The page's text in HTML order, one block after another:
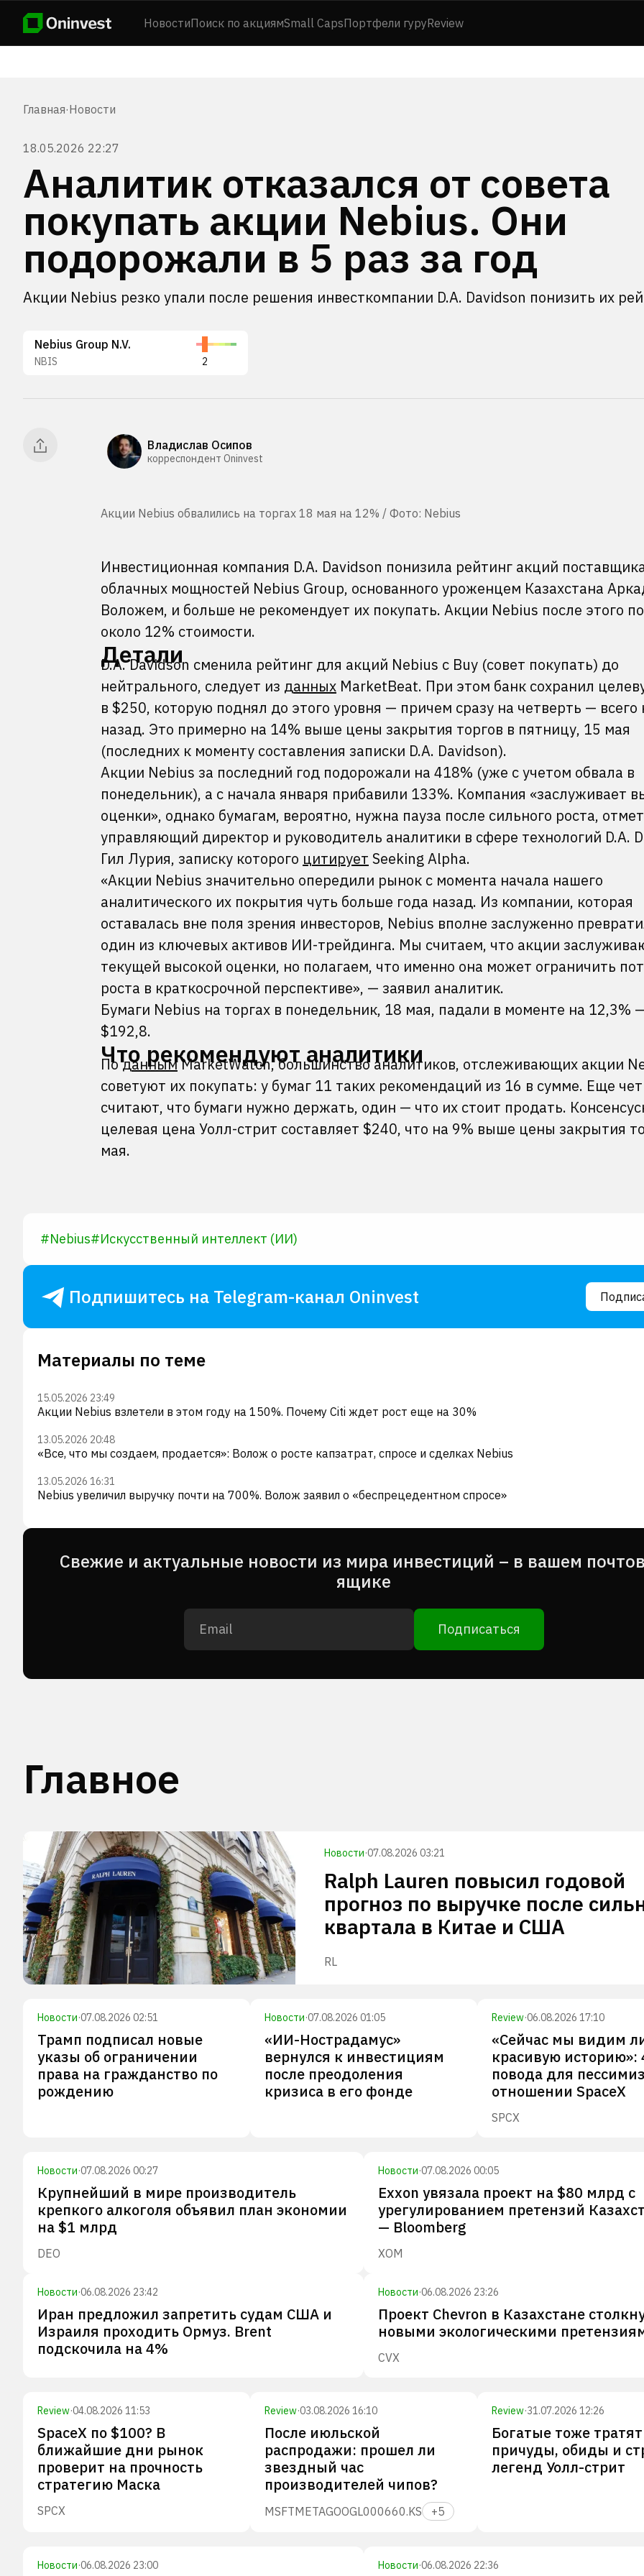
НовостиПоиск по акциямSmall CapsПортфели гуруReview
Главная·Новости
18.05.2026 22:27
Аналитик отказался от совета
покупать акции Nebius. Они
подорожали в 5 раз за год
Акции Nebius резко упали после решения инвесткомпании D.A. Davidson понизить их
Nebius Group N.V.
NBIS 2
Владислав Осипов
корреспондент Oninvest
Акции Nebius обвалились на торгах 18 мая на 12% / Фото: Nebius
Инвестиционная компания D.A. Davidson понизила рейтинг акций
облачных мощностей Nebius Group, основанного уроженцем Казахстана
Воложем, и больше не рекомендует их покупать. Акции Nebius после этого
около 12% стоимости.
Детали
D.A. Davidson сменила рейтинг для акций Nebius c Buy (совет покупать) до
нейтрального, следует из данных MarketBeat. При этом банк сохранил
в $250, которую поднял до этого уровня — причем сразу на четверть —
назад. Это примерно на 14% выше цены закрытия торгов в пятницу, 15 мая
(последних к моменту составления записки D.A. Davidson).
Акции Nebius за последний год подорожали на 418% (уже с учетом обвала в
понедельник), а с начала января прибавили 133%. Компания «заслуживает
оценки», однако бумагам, вероятно, нужна пауза после сильного роста,
управляющий директор и руководитель аналитики в сфере технологий D.A.
Гил Лурия, записку которого цитирует Seeking Alpha.
«Акции Nebius значительно опередили рынок с момента начала нашего
аналитического их покрытия чуть больше года назад. Из компании, которая
оставалась вне поля зрения инвесторов, Nebius вполне заслуженно
один из ключевых активов ИИ-трейдинга. Мы считаем, что акции
текущей высокой оценки, но полагаем, что именно она может ограничить
роста в краткосрочной перспективе», — заявил аналитик.
Бумаги Nebius на торгах в понедельник, 18 мая, падали в моменте на 12,3%
$192,8.
Что рекомендуют аналитики
ПоданнымMarketWatch, большинство аналитиков, отслеживающих акции
советуют их покупать: у бумаг 11 таких рекомендаций из 16 в сумме. Еще
считают, что бумаги нужно держать, один — что их стоит продать.
целевая цена Уолл-стрит составляет $240, что на 9% выше цены закрытия
мая.
#Nebius#Искусственный интеллект (ИИ)
Подпишитесь на Telegram-канал Oninvest
Материалы по теме
15.05.2026 23:49
Акции Nebius взлетели в этом году на 150%. Почему Citi ждет рост еще на 30%
13.05.2026 20:48
«Все, что мы создаем, продается»: Волож о росте капзатрат, спросе и сделках Nebius
13.05.2026 16:31
Nebius увеличил выручку почти на 700%. Волож заявил о «беспрецедентном спросе»
Cвежие и актуальные новости из мира инвестиций – в вашем
ящике
Подписаться
Главное
Новости·07.08.2026 03:21
Ralph Lauren повысил годовой
прогноз по выручке после
квартала в Китае и США
RL
Новости·07.08.2026 02:51
Трамп подписал новые
указы об ограничении
права на гражданство по
рождению
Новости·07.08.2026 01:05
«ИИ-Нострадамус»
вернулся к инвестициям
после преодоления
кризиса в его фонде
Review·06.08.2026 17:10
«Сейчас мы видим
красивую историю»:
повода для
отношении SpaceX
SPCX
Новости·07.08.2026 00:27
Крупнейший в мире производитель
крепкого алкоголя объявил план экономии
на $1 млрд
DEO
Новости·07.08.2026 00:05
Exxon увязала проект на $80 млрд с
урегулированием претензий
— Bloomberg
XOM
Новости·06.08.2026 23:42
Иран предложил запретить судам США и
Израиля проходить Ормуз. Brent
подскочила на 4%
Новости·06.08.2026 23:26
Проект Chevron в Казахстане
новыми экологическими
CVX
Review·04.08.2026 11:53
SpaceX по $100? В
ближайшие дни рынок
проверит на прочность
стратегию Маска
SPCX
Review·03.08.2026 16:10
После июльской
распродажи: прошел ли
звездный час
производителей чипов?
MSFTMETAGOOGL000660.KS +5
Review·31.07.2026 12:26
Богатые тоже
причуды, обиды и
легенд Уолл-стрит
Новости·06.08.2026 23:00 Новости·06.08.2026 22:36